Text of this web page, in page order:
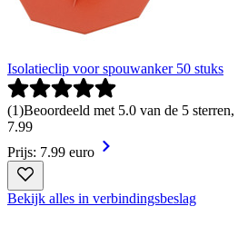
Isolatieclip voor spouwanker 50 stuks
(1)Beoordeeld met 5.0 van de 5
7.99
Prijs: 7.99 euro
Bekijk alles in verbindingsbeslag